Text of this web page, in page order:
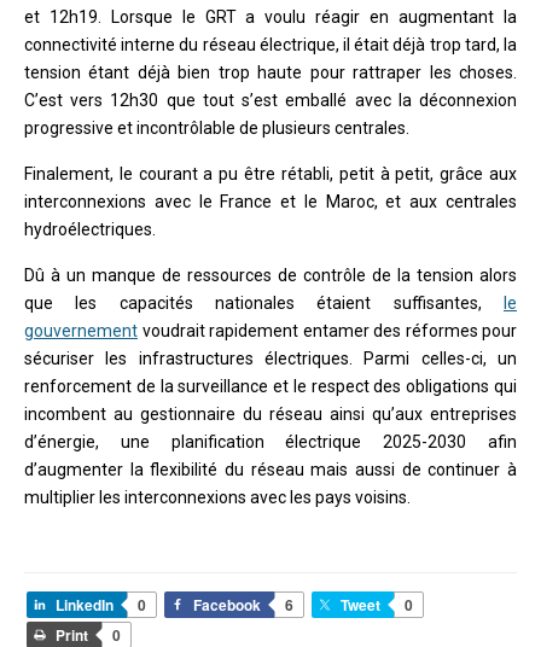
et 12h19. Lorsque le GRT a voulu réagir en augmentant la
connectivité interne du réseau électrique, il était déjà trop tard, la
tension étant déjà bien trop haute pour rattraper les choses.
C’est vers 12h30 que tout s’est emballé avec la déconnexion
progressive et incontrôlable de plusieurs centrales.
Finalement, le courant a pu être rétabli, petit à petit, grâce aux
interconnexions avec le France et le Maroc, et aux centrales
hydroélectriques.
Dû à un manque de ressources de contrôle de la tension alors
que les capacités nationales étaient suffisantes,
le
gouvernement voudrait rapidement entamer des réformes pour
sécuriser les infrastructures électriques. Parmi celles-ci, un
renforcement de la surveillance et le respect des obligations qui
incombent au gestionnaire du réseau ainsi qu’aux entreprises
d’énergie, une planification électrique 2025-2030 afin
d’augmenter la flexibilité du réseau mais aussi de continuer à
multiplier les interconnexions avec les pays voisins.
LinkedIn 0 Facebook 6 Tweet
0
Print
0